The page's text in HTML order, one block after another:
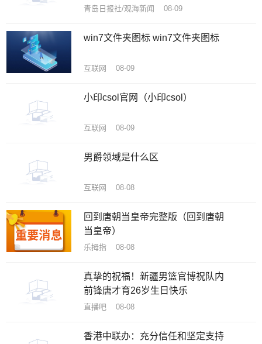
项
青岛日报社/观海新闻 08-09
win7文件夹图标 win7文件夹图标
互联网 08-09
小印csol官网（小印csol）
互联网 08-09
男爵领域是什么区
互联网 08-08
回到唐朝当皇帝完整版（回到唐朝
当皇帝）
乐拇指 08-08
真挚的祝福！新疆男篮官博祝队内
前锋唐才育26岁生日快乐
直播吧 08-08
香港中联办：充分信任和坚定支持